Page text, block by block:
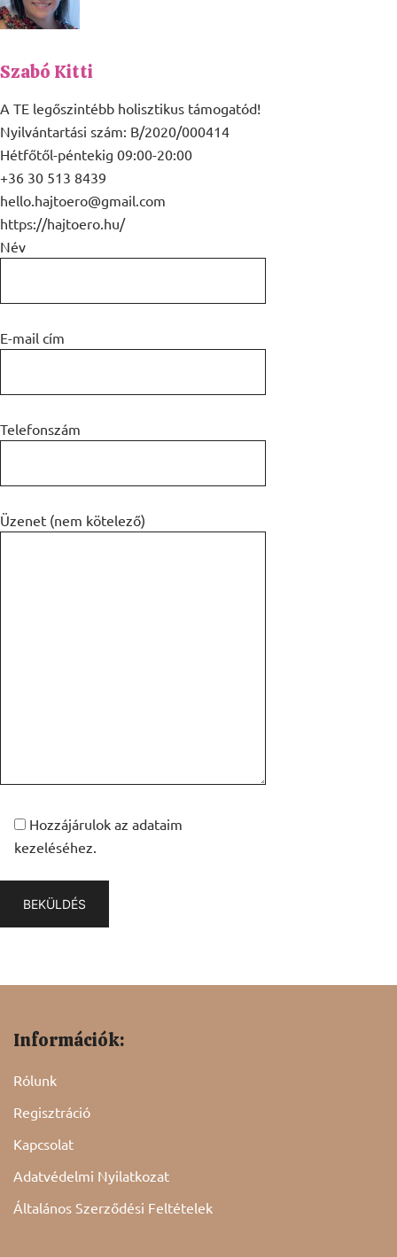
Szabó Kitti
A TE legőszintébb holisztikus támogatód!
Nyilvántartási szám: B/2020/000414
Hétfőtől-péntekig 09:00-20:00
+36 30 513 8439
hello.hajtoero@gmail.com
https://hajtoero.hu/
Név
E-mail cím
Telefonszám
Üzenet (nem kötelező)
Hozzájárulok az adataim
kezeléséhez.
Információk:
Rólunk
Regisztráció
Kapcsolat
Adatvédelmi Nyilatkozat
Általános Szerződési Feltételek